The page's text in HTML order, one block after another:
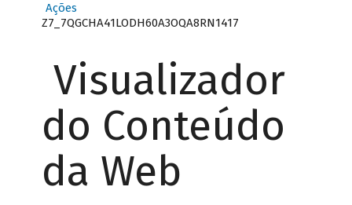
Ações
Z7_7QGCHA41LODH60A3OQA8RN1417
Visualizador
do Conteúdo
da Web